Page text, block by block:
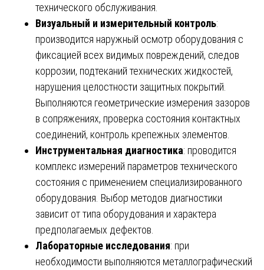
технического обслуживания.
Визуальный и измерительный контроль:
производится наружный осмотр оборудования с
фиксацией всех видимых повреждений, следов
коррозии, подтеканий технических жидкостей,
нарушения целостности защитных покрытий.
Выполняются геометрические измерения зазоров
в сопряжениях, проверка состояния контактных
соединений, контроль крепежных элементов.
Инструментальная диагностика: проводится
комплекс измерений параметров технического
состояния с применением специализированного
оборудования. Выбор методов диагностики
зависит от типа оборудования и характера
предполагаемых дефектов.
Лабораторные исследования: при
необходимости выполняются металлографический